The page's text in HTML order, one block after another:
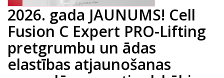
2026. gada JAUNUMS! Cell
Fusion C Expert PRO-Lifting
pretgrumbu un ādas
elastības atjaunošanas